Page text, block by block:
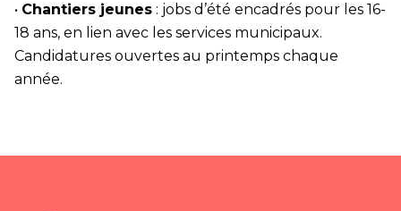
• Chantiers jeunes : jobs d’été encadrés pour les 16-
18 ans, en lien avec les services municipaux.
Candidatures ouvertes au printemps chaque
année.